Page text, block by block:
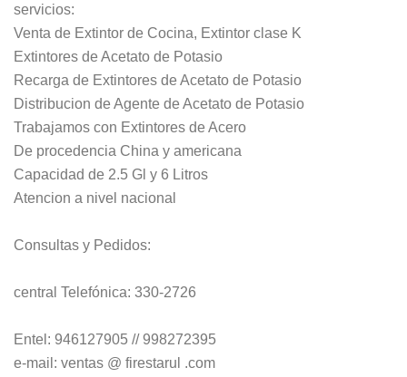
servicios:
Venta de Extintor de Cocina, Extintor clase K
Extintores de Acetato de Potasio
Recarga de Extintores de Acetato de Potasio
Distribucion de Agente de Acetato de Potasio
Trabajamos con Extintores de Acero
De procedencia China y americana
Capacidad de 2.5 Gl y 6 Litros
Atencion a nivel nacional
Consultas y Pedidos:
central Telefónica: 330-2726
Entel: 946127905 // 998272395
e-mail: ventas @ firestarul .com